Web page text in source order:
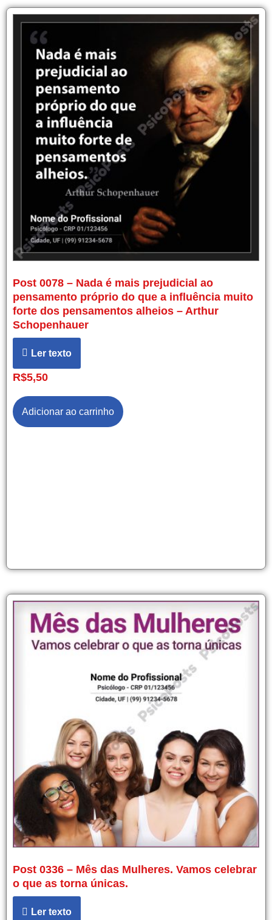
Post 0078 – Nada é mais prejudicial ao
pensamento próprio do que a influência muito
forte dos pensamentos alheios – Arthur
Schopenhauer
Ler texto
R$5,50
Adicionar ao carrinho
Post 0336 – Mês das Mulheres. Vamos celebrar
o que as torna únicas.
Ler texto